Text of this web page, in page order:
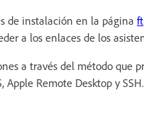
de instalación en la página
a los enlaces de los
a través del método que
Apple Remote Desktop y